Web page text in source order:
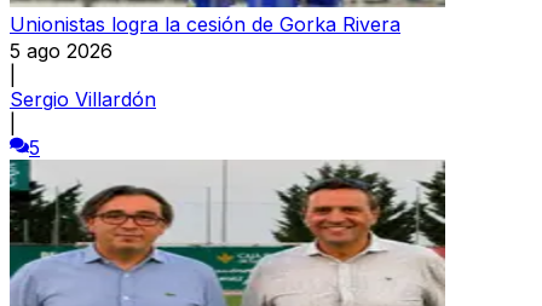
Unionistas logra la cesión de Gorka Rivera
5 ago 2026
Sergio Villardón
5